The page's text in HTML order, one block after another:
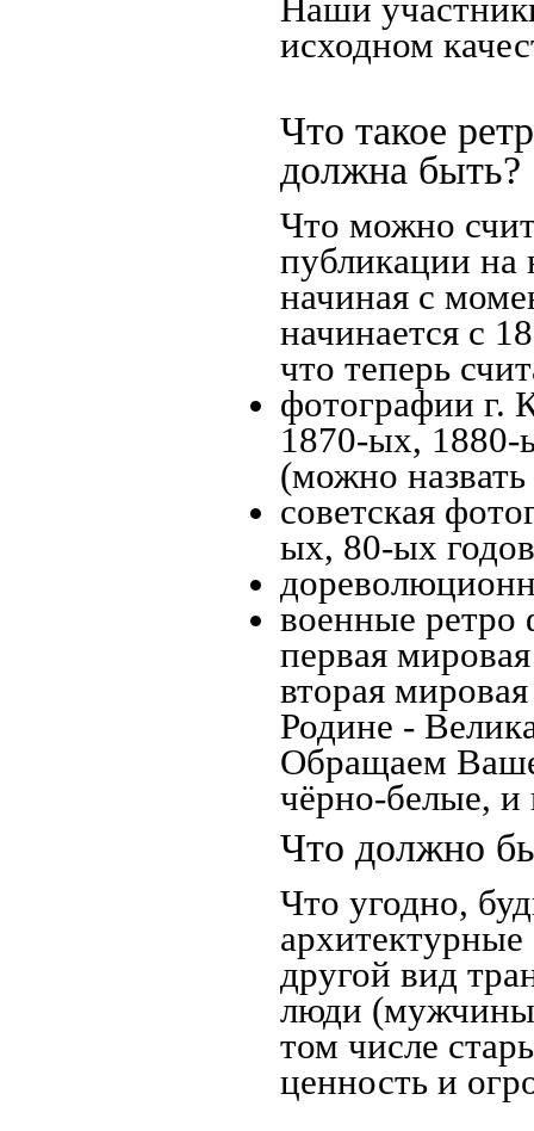
Наши
исходном
Что такое
должна быть?
Что можно
публикации
начиная c
начинается с
что теперь
фотографии г.
1870-ых, 1880-
(можно
советская
ых, 80-ых
военные ретро
первая
вторая
Родине -
Обращаем
чёрно-белые, и
Что должно
Что угодно,
другой вид
люди
том числе
ценность и